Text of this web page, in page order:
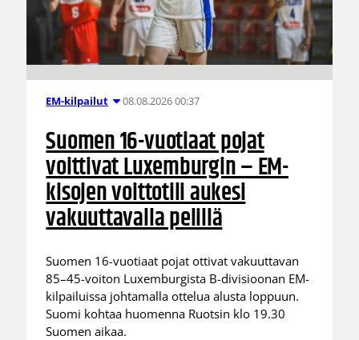
EM-kilpailut 08.08.2026 00:37
Suomen 16-vuotiaat pojat
voittivat Luxemburgin – EM-
kisojen voittotili aukesi
vakuuttavalla pelillä
Suomen 16-vuotiaat pojat ottivat vakuuttavan
85–45-voiton Luxemburgista B-divisioonan EM-
kilpailuissa johtamalla ottelua alusta loppuun.
Suomi kohtaa huomenna Ruotsin klo 19.30
Suomen aikaa.